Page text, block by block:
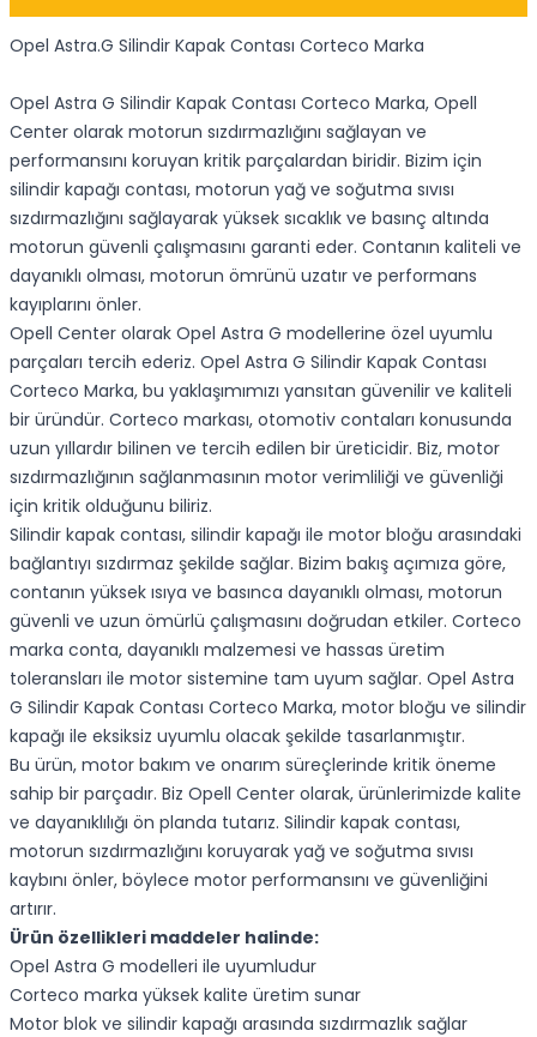
Opel Astra.G Silindir Kapak Contası Corteco Marka
Opel Astra G Silindir Kapak Contası Corteco Marka, Opell
Center olarak motorun sızdırmazlığını sağlayan ve
performansını koruyan kritik parçalardan biridir. Bizim için
silindir kapağı contası, motorun yağ ve soğutma sıvısı
sızdırmazlığını sağlayarak yüksek sıcaklık ve basınç altında
motorun güvenli çalışmasını garanti eder. Contanın kaliteli ve
dayanıklı olması, motorun ömrünü uzatır ve performans
kayıplarını önler.
Opell Center olarak Opel Astra G modellerine özel uyumlu
parçaları tercih ederiz. Opel Astra G Silindir Kapak Contası
Corteco Marka, bu yaklaşımımızı yansıtan güvenilir ve kaliteli
bir üründür. Corteco markası, otomotiv contaları konusunda
uzun yıllardır bilinen ve tercih edilen bir üreticidir. Biz, motor
sızdırmazlığının sağlanmasının motor verimliliği ve güvenliği
için kritik olduğunu biliriz.
Silindir kapak contası, silindir kapağı ile motor bloğu arasındaki
bağlantıyı sızdırmaz şekilde sağlar. Bizim bakış açımıza göre,
contanın yüksek ısıya ve basınca dayanıklı olması, motorun
güvenli ve uzun ömürlü çalışmasını doğrudan etkiler. Corteco
marka conta, dayanıklı malzemesi ve hassas üretim
toleransları ile motor sistemine tam uyum sağlar. Opel Astra
G Silindir Kapak Contası Corteco Marka, motor bloğu ve silindir
kapağı ile eksiksiz uyumlu olacak şekilde tasarlanmıştır.
Bu ürün, motor bakım ve onarım süreçlerinde kritik öneme
sahip bir parçadır. Biz Opell Center olarak, ürünlerimizde kalite
ve dayanıklılığı ön planda tutarız. Silindir kapak contası,
motorun sızdırmazlığını koruyarak yağ ve soğutma sıvısı
kaybını önler, böylece motor performansını ve güvenliğini
artırır.
Ürün özellikleri maddeler halinde:
Opel Astra G modelleri ile uyumludur
Corteco marka yüksek kalite üretim sunar
Motor blok ve silindir kapağı arasında sızdırmazlık sağlar